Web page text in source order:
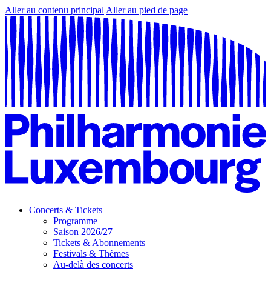
Aller au contenu principal Aller au pied de page
Concerts & Tickets
Programme
Saison 2026/27
Tickets & Abonnements
Festivals & Thèmes
Au-delà des concerts